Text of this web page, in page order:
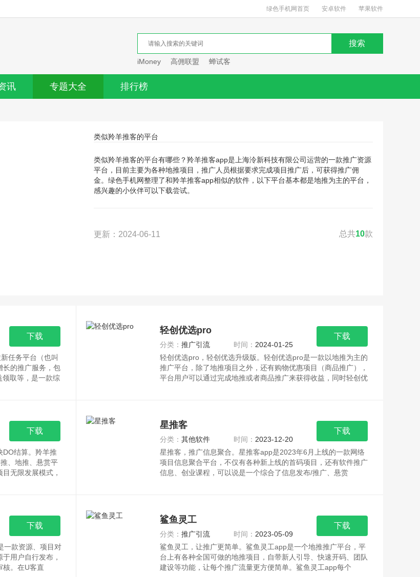
绿色手机网首页 安卓软件 苹果软件
iMoney 高佣联盟 蝉试客
讯 专题大全 排行榜
类似羚羊推客的平台
类似羚羊推客的平台有哪些？羚羊推客app是上海泠新科技有限公司运营的一款推广资源
平台，目前主要为各种地推项目，推广人员根据要求完成项目推广后，可获得推广佣
金。绿色手机网整理了和羚羊推客app相似的软件，以下平台基本都是地推为主的平台，
感兴趣的小伙伴可以下载尝试。
更新：2024-06-11 总共10款
任务平台（也叫
长的推广服务，包
领取等，是一款综
下载
轻创优选pro
分类： 推广引流 时间： 2024-01-25
轻创优选pro，轻创优选升级版。轻创优选pro是一款以地推为主的
推广平台，除了地推项目之外，还有购物优惠项目（商品推广），
平台用户可以通过完成地推或者商品推广来获得收益，同时轻创优
下载
DO结算。羚羊推
、地推、悬赏平
无限发展模式，
下载
星推客
分类： 其他软件 时间： 2023-12-20
星推客，推广信息聚合。星推客app是2023年6月上线的一款网络
项目信息聚合平台，不仅有各种新上线的首码项目，还有软件推广
信息、创业课程，可以说是一个综合了信息发布/推广、悬赏
下载
一款资源、项目对
用户自行发布，
核。在U客直
下载
鲨鱼灵工
分类： 推广引流 时间： 2023-05-09
鲨鱼灵工，让推广更简单。鲨鱼灵工app是一个地推推广平台，平
台上有各种全国可做的地推项目，自带新人引导、快速开码、团队
建设等功能，让每个推广流量更方便简单。鲨鱼灵工app每个
下载